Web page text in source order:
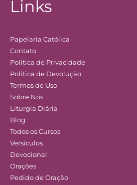
Links
Papelaria Católica
Contato
Política de Privacidade
Política de Devolução
Termos de Uso
Sobre Nós
Liturgia Diária
Blog
Todos os Cursos
Versículos
Devocional
Orações
Pedido de Oração